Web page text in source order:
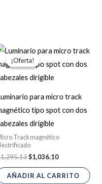
¡Oferta!
¡Oferta!
para micro track
tipo spot con dos
dirigible
Track magnético
1,295.13
El
precio
original
era:
$1,295.13.
$1,036.10
El
precio
actual
AÑADIR AL CARRITO